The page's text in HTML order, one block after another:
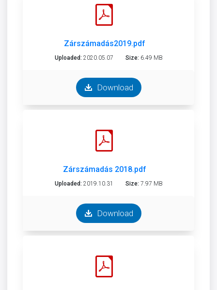
Zárszámadás2019.pdf
Uploaded: 2020.05.07 Size: 6.49 MB
Download
Zárszámadás 2018.pdf
Uploaded: 2019.10.31 Size: 7.97 MB
Download